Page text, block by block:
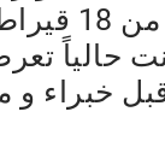
من 18
حالياً
خبراء